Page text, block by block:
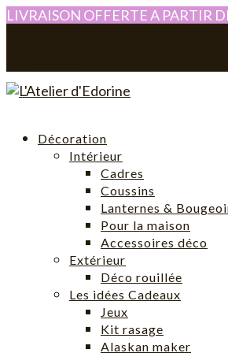
LIVRAISON OFFERTE A PARTIR
Décoration
Intérieur
Cadres
Coussins
Lanternes &
Pour la maison
Accessoires déco
Extérieur
Déco rouillée
Les idées Cadeaux
Jeux
Kit rasage
Alaskan maker